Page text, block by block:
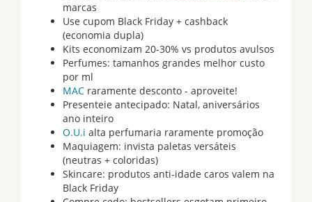
marcas
Use cupom Black Friday + cashback
(economia dupla)
Kits economizam 20-30% vs produtos avulsos
Perfumes: tamanhos grandes melhor custo
por ml
MAC raramente desconto - aproveite!
Presenteie antecipado: Natal, aniversários
ano inteiro
O.U.i alta perfumaria raramente promoção
Maquiagem: invista paletas versáteis
(neutras + coloridas)
Skincare: produtos anti-idade caros valem na
Black Friday